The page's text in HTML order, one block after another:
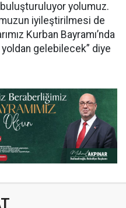
yolumuz.
iyileştirilmesi de
Kurban Bayramı’nda
gelebilecek” diye